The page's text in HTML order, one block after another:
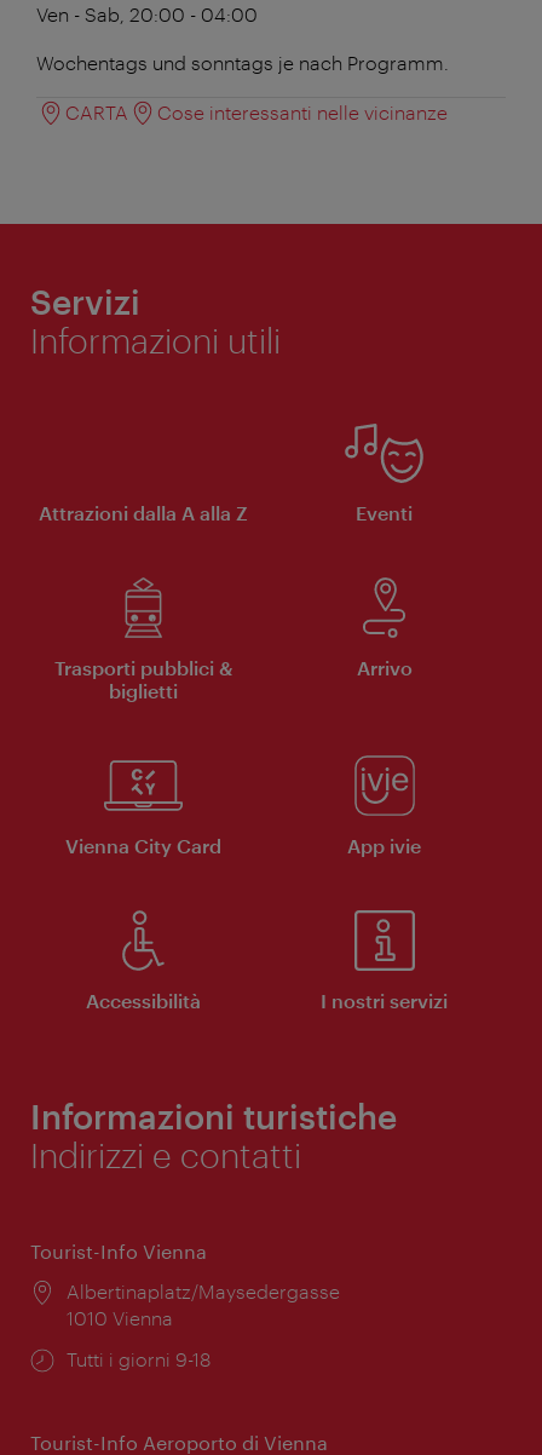
Ven - Sab, 20:00 - 04:00
Wochentags und sonntags je nach Programm.
CARTA Cose interessanti nelle vicinanze
Servizi
Informazioni utili
Attrazioni dalla A alla Z Eventi
Trasporti pubblici &
biglietti
Arrivo
Vienna City Card App ivie
Accessibilità I nostri servizi
Informazioni turistiche
Indirizzi e contatti
Tourist-Info Vienna
Posizione:
Albertinaplatz/Maysedergasse
1010 Vienna
Orari
Tutti i giorni 9-18
Tourist-Info Aeroporto di Vienna